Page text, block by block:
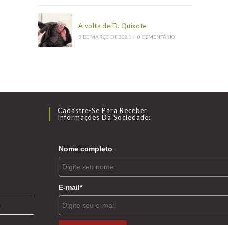
A volta de D. Quixote
9 DE MARÇO DE 2021 / 0 COMENTÁRIO
Cadastre-Se Para Receber
Informações Da Sociedade:
Nome completo
E-mail*